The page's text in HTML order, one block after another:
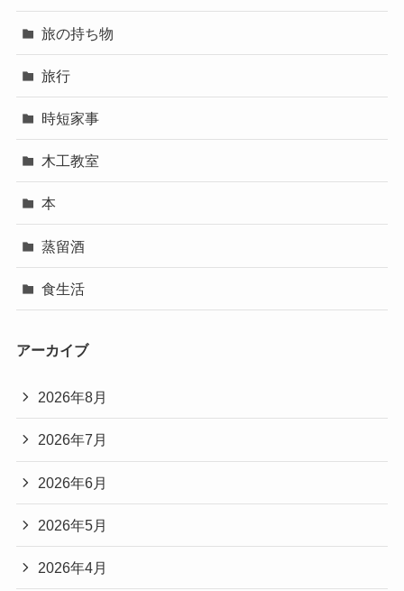
旅の持ち物
旅行
時短家事
木工教室
本
蒸留酒
食生活
アーカイブ
2026年8月
2026年7月
2026年6月
2026年5月
2026年4月